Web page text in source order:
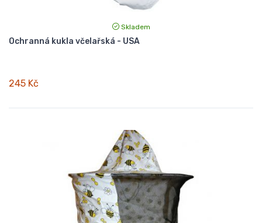
Skladem
Ochranná kukla včelařská - USA
245 Kč